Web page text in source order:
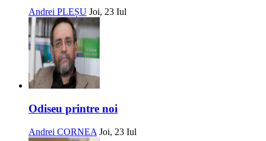
Andrei PLEȘU Joi, 23 Iul
Odiseu printre noi
Andrei CORNEA Joi, 23 Iul